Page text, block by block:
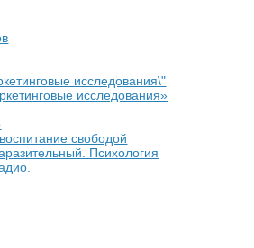
исследования\"
исследования»
свободой
Психология